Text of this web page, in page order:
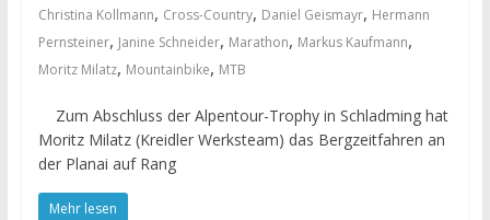
Christina Kollmann, Cross-Country, Daniel Geismayr, Hermann
Pernsteiner, Janine Schneider, Marathon, Markus Kaufmann,
Moritz Milatz, Mountainbike, MTB
Zum Abschluss der Alpentour-Trophy in Schladming hat
Moritz Milatz (Kreidler Werksteam) das Bergzeitfahren an
der Planai auf Rang
Mehr lesen